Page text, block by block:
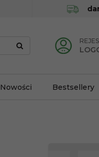
Nowości Bestsellery